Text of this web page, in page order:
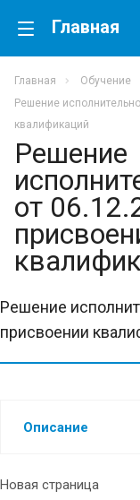
Главная
Главная Обучение
Решение
квалификаций
Решение
от
Решение
присвоении
Описание
Новая страница